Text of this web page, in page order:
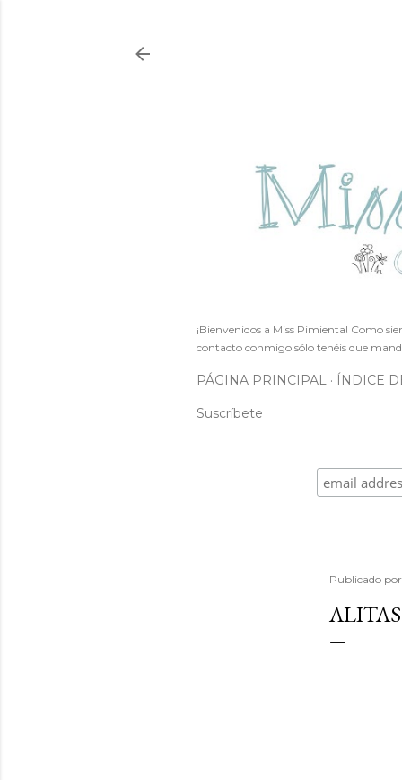
¡Bienvenidos a Miss Pimienta! Como
contacto conmigo sólo tenéis que
PÁGINA PRINCIPAL ÍNDICE
Suscríbete
Publicado